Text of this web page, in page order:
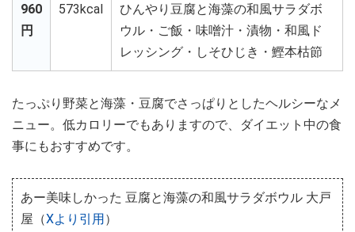
960
円
573kcal
ひんやり豆腐と海藻の和風サラダボ
ウル・ご飯・味噌汁・漬物・和風ド
レッシング・しそひじき・鰹本枯節
たっぷり野菜と海藻・豆腐でさっぱりとしたヘルシーなメ
ニュー。低カロリーでもありますので、ダイエット中の食
事にもおすすめです。
あー美味しかった 豆腐と海藻の和風サラダボウル 大戸
屋（Xより引用）